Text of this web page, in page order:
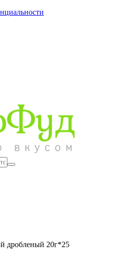
дробленый 20г*25